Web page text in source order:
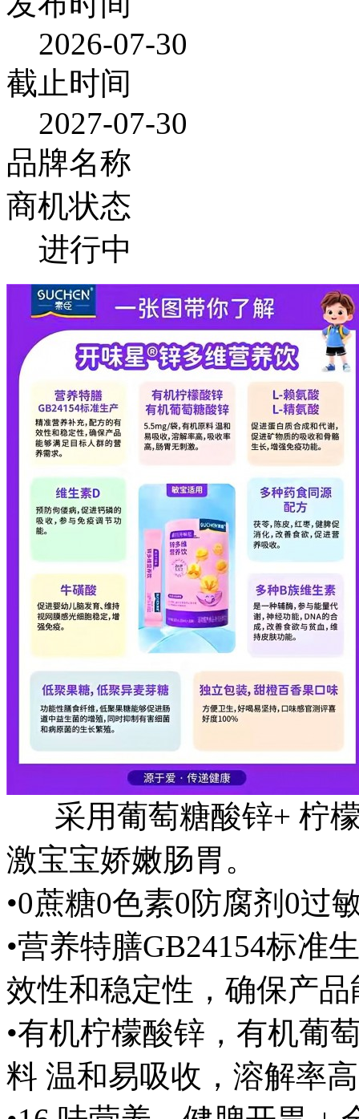
2026-07-30
截止时间
2027-07-30
品牌名称
商机状态
进行中
采用葡萄糖酸锌+ 柠檬
激宝宝娇嫩肠胃。
•0蔗糖0色素0防腐剂0过
•营养特膳GB24154标准
效性和稳定性，确保产
•有机柠檬酸锌，有机葡
料 温和易吸收，溶解率